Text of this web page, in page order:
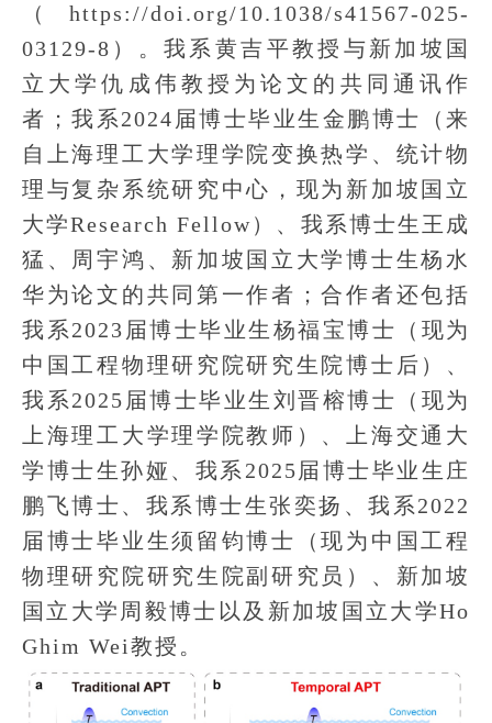
（https://doi.org/10.1038/s41567-025-
03129-8）。我系黄吉平教授与新加坡国
立大学仇成伟教授为论文的共同通讯作
者；我系2024届博士毕业生金鹏博士（来
自上海理工大学理学院变换热学、统计物
理与复杂系统研究中心，现为新加坡国立
大学Research Fellow）、我系博士生王成
猛、周宇鸿、新加坡国立大学博士生杨水
华为论文的共同第一作者；合作者还包括
我系2023届博士毕业生杨福宝博士（现为
中国工程物理研究院研究生院博士后）、
我系2025届博士毕业生刘晋榕博士（现为
上海理工大学理学院教师）、上海交通大
学博士生孙娅、我系2025届博士毕业生庄
鹏飞博士、我系博士生张奕扬、我系2022
届博士毕业生须留钧博士（现为中国工程
物理研究院研究生院副研究员）、新加坡
国立大学周毅博士以及新加坡国立大学Ho
Ghim Wei教授。